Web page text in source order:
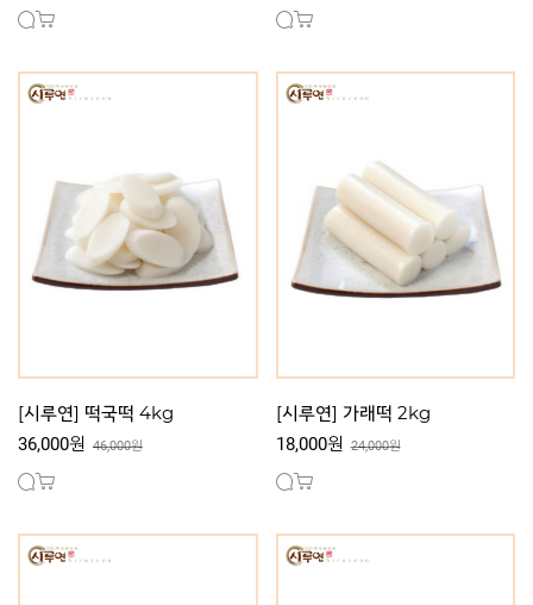
[시루연] 떡국떡 4kg
36,000원 46,000원
[시루연] 가래떡 2kg
18,000원 24,000원